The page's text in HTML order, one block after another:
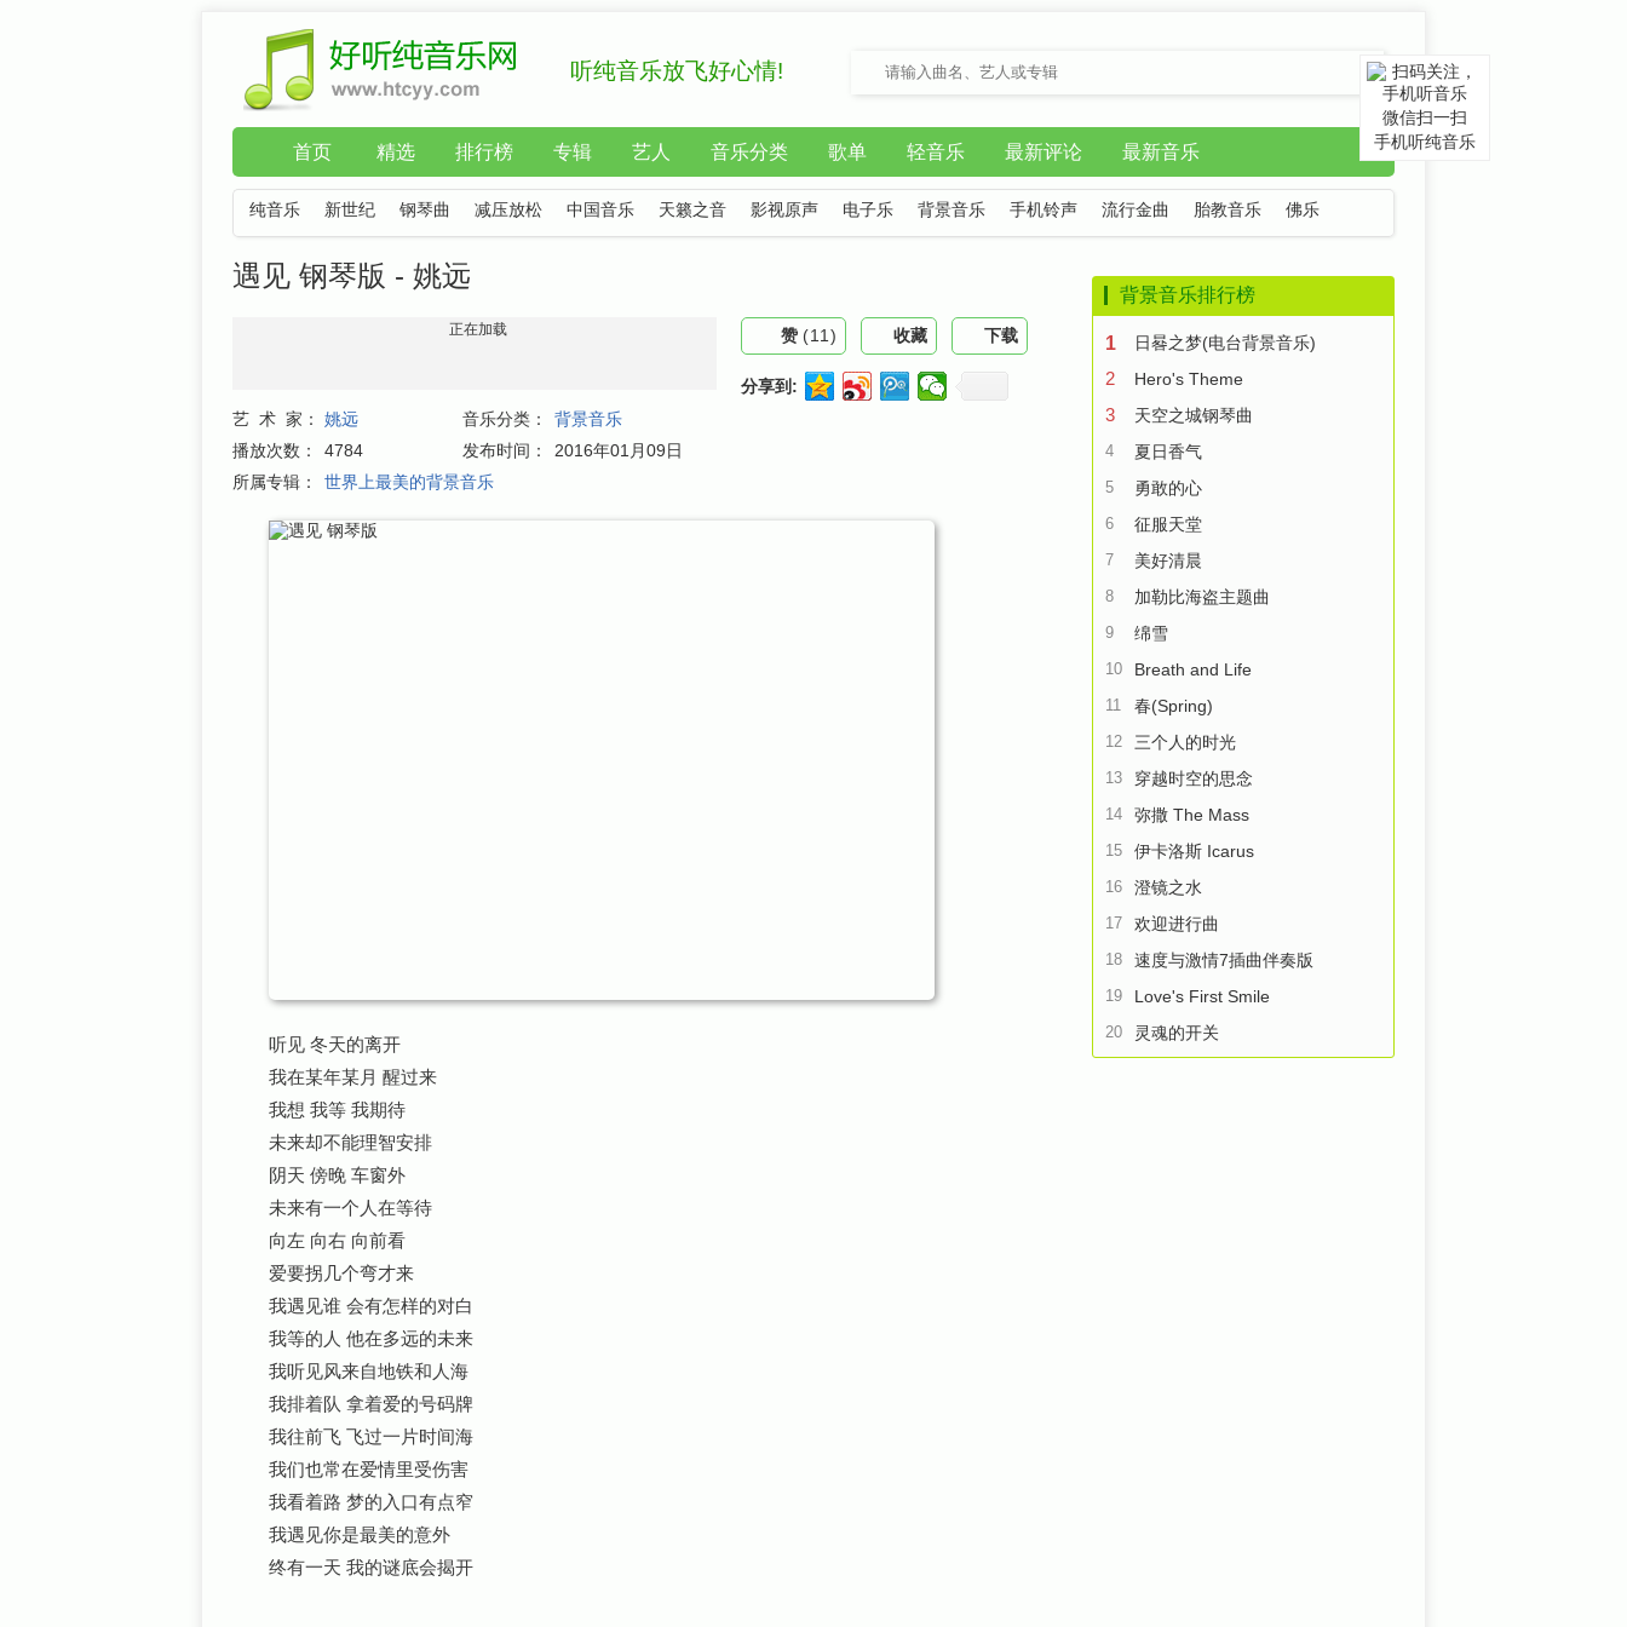
听纯音乐放飞好心情!
首页 精选 排行榜 专辑 艺人 音乐分类 歌单 轻音乐 最新评论 最新音乐
纯音乐 新世纪 钢琴曲 减压放松 中国音乐 天籁之音 影视原声 电子乐 背景音乐 手机铃声 流行金曲 胎教音乐 佛乐
遇见 钢琴版 - 姚远
正在加载
艺 术 家： 姚远 音乐分类：
背景音乐
播放次数：
4784 发布时间：
2016年01月09日
所属专辑：
世界上最美的背景音乐
赞 (11 ) 收藏 下载
分享到:
听见 冬天的离开
我在某年某月 醒过来
我想 我等 我期待
未来却不能理智安排
阴天 傍晚 车窗外
未来有一个人在等待
向左 向右 向前看
爱要拐几个弯才来
我遇见谁 会有怎样的对白
我等的人 他在多远的未来
我听见风来自地铁和人海
我排着队 拿着爱的号码牌
我往前飞 飞过一片时间海
我们也常在爱情里受伤害
我看着路 梦的入口有点窄
我遇见你是最美的意外
终有一天 我的谜底会揭开
背景音乐排行榜
1 日晷之梦(电台背景音乐)
2 Hero's Theme
3 天空之城钢琴曲
4 夏日香气
5 勇敢的心
6 征服天堂
7 美好清晨
8 加勒比海盗主题曲
9 绵雪
10 Breath and Life
11 春(Spring)
12 三个人的时光
13 穿越时空的思念
14 弥撒 The Mass
15 伊卡洛斯 Icarus
16 澄镜之水
17 欢迎进行曲
18 速度与激情7插曲伴奏版
19 Love's First Smile
20 灵魂的开关
微信扫一扫
手机听纯音乐